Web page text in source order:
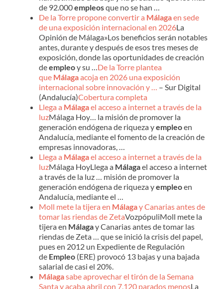
de 92.000empleosque no se han …
De la Torre propone convertir a Málagaen sede
de una exposición internacional en 2026La
Opinión de Málaga»Los beneficios serán notables
antes, durante y después de esos tres meses de
exposición, donde las oportunidades de creación
deempleoy su …De la Torre plantea
que Málagaacoja en 2026 una exposición
internacional sobre innovación y … – Sur Digital
(Andalucía)Cobertura completa
Llega a Málagael acceso a internet a través de la
luzMálaga Hoy… la misión de promover la
generación endógena de riqueza yempleoen
Andalucía, mediante el fomento de la creación de
empresas innovadoras, …
Llega a Málagael acceso a internet a través de la
luzMálaga HoyLlega a Málagael acceso a internet
a través de la luz … misión de promover la
generación endógena de riqueza yempleoen
Andalucía, mediante el …
Moll mete la tijera en Málagay Canarias antes de
tomar las riendas de ZetaVozpópuliMoll mete la
tijera en Málagay Canarias antes de tomar las
riendas de Zeta … que se inició la crisis del papel,
pues en 2012 un Expediente de Regulación
de Empleo (ERE) provocó 13 bajas y una bajada
salarial de casi el 20%.
Málagasabe aprovechar el tirón de la Semana
Santa y acaba abril con 7.120 parados menosLa